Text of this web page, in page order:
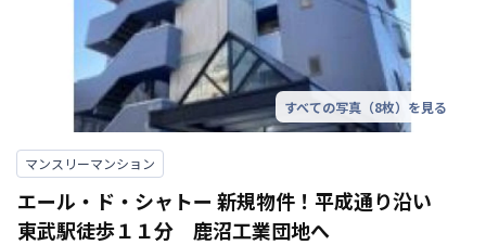
すべての写真（8枚）を見る
マンスリーマンション
エール・ド・シャトー 新規物件！平成通り沿い
東武駅徒歩１１分 鹿沼工業団地へ